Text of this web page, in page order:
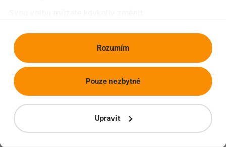
Rozumím
Upravit
Pouze nezbytné